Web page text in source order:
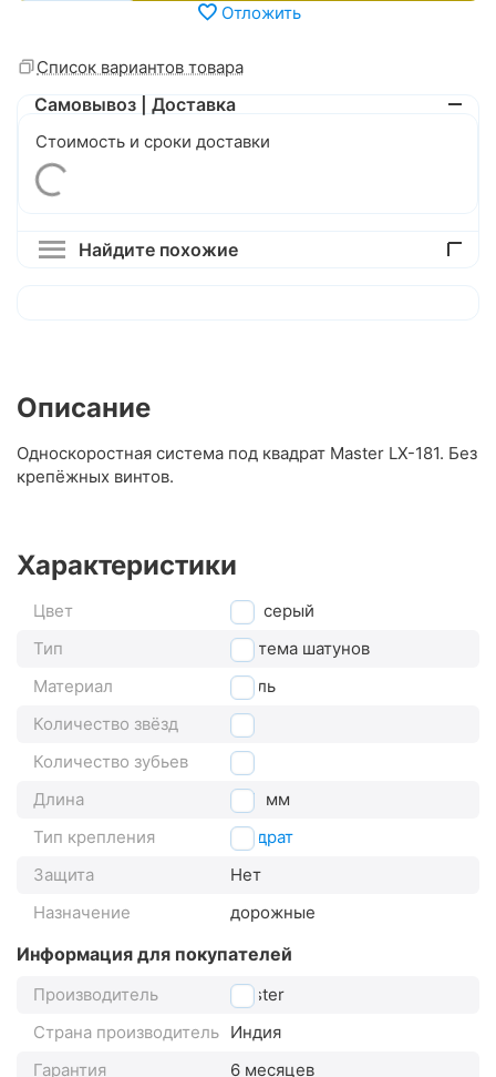
Отложить
Список вариантов товара
Самовывоз | Доставка
Стоимость и сроки доставки
Найдите похожие
Описание
Односкоростная система под квадрат Master LX-181. Без
крепёжных винтов.
Характеристики
Цвет
серый
Тип
система шатунов
Материал
сталь
Количество звёзд
1
Количество зубьев
44
Длина
170 мм
Тип крепления
квадрат
Защита
Нет
Назначение
дорожные
Информация для покупателей
Производитель
Master
Страна производитель Индия
Гарантия
6 месяцев